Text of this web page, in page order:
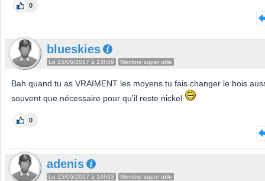
0
blueskies
Le 15/06/2017 à 13h59 Membre super utile
Bah quand tu as VRAIMENT les moyens tu fais changer le bois
souvent que nécessaire pour qu'il reste nickel
0
adenis
Le 15/06/2017 à 14h03 Membre super utile